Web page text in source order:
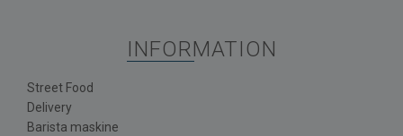
INFORMATION
Street Food
Delivery
Barista maskine